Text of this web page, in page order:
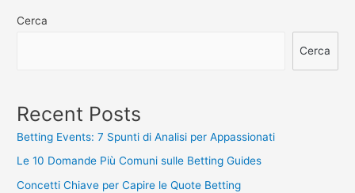
Cerca
Cerca
Recent Posts
Betting Events: 7 Spunti di Analisi per Appassionati
Le 10 Domande Più Comuni sulle Betting Guides
Concetti Chiave per Capire le Quote Betting